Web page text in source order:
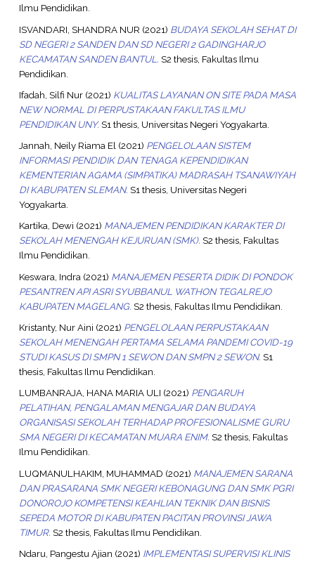
Ilmu Pendidikan.
ISVANDARI, SHANDRA NUR (2021) BUDAYA SEKOLAH SEHAT DI
SD NEGERI 2 SANDEN DAN SD NEGERI 2 GADINGHARJO
KECAMATAN SANDEN BANTUL. S2 thesis, Fakultas Ilmu
Pendidikan.
Ifadah, Silfi Nur(2021) KUALITAS LAYANAN ON SITE PADA MASA
NEW NORMAL DI PERPUSTAKAAN FAKULTAS ILMU
PENDIDIKAN UNY.S1 thesis, Universitas Negeri Yogyakarta.
Jannah, Neily Riama El (2021) PENGELOLAAN SISTEM
INFORMASI PENDIDIK DAN TENAGA KEPENDIDIKAN
KEMENTERIAN AGAMA (SIMPATIKA) MADRASAH TSANAWIYAH
DI KABUPATEN SLEMAN. S1 thesis, Universitas Negeri
Yogyakarta.
Kartika, Dewi (2021) MANAJEMEN PENDIDIKAN KARAKTER DI
SEKOLAH MENENGAH KEJURUAN (SMK). S2 thesis, Fakultas
Ilmu Pendidikan.
Keswara, Indra (2021) MANAJEMEN PESERTA DIDIK DI PONDOK
PESANTREN API ASRI SYUBBANUL WATHON TEGALREJO
KABUPATEN MAGELANG. S2 thesis, Fakultas Ilmu Pendidikan.
Kristanty, Nur Aini (2021) PENGELOLAAN PERPUSTAKAAN
SEKOLAH MENENGAH PERTAMA SELAMA PANDEMI COVID-19
STUDI KASUS DI SMPN 1 SEWON DAN SMPN 2 SEWON. S1
thesis, Fakultas Ilmu Pendidikan.
LUMBANRAJA, HANA MARIA ULI (2021) PENGARUH
PELATIHAN, PENGALAMAN MENGAJAR DAN BUDAYA
ORGANISASI SEKOLAH TERHADAP PROFESIONALISME GURU
SMA NEGERI DI KECAMATAN MUARA ENIM. S2 thesis, Fakultas
Ilmu Pendidikan.
LUQMANULHAKIM, MUHAMMAD (2021) MANAJEMEN SARANA
DAN PRASARANA SMK NEGERI KEBONAGUNG DAN SMK PGRI
DONOROJO KOMPETENSI KEAHLIAN TEKNIK DAN BISNIS
SEPEDA MOTOR DI KABUPATEN PACITAN PROVINSI JAWA
TIMUR. S2 thesis, Fakultas Ilmu Pendidikan.
Ndaru, Pangestu Ajian (2021) IMPLEMENTASI SUPERVISI KLINIS